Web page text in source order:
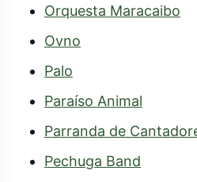
Orquesta Maracaibo
Ovno
Palo
Paraíso Animal
Parranda de
Pechuga Band